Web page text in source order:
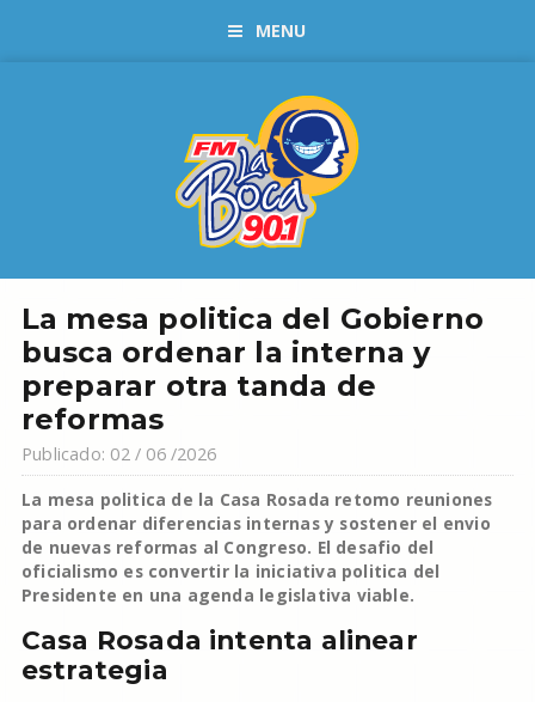
MENU
La mesa politica del Gobierno
busca ordenar la interna y
preparar otra tanda de
reformas
Publicado: 02 / 06 /2026
La mesa politica de la Casa Rosada retomo reuniones
para ordenar diferencias internas y sostener el envio
de nuevas reformas al Congreso. El desafio del
oficialismo es convertir la iniciativa politica del
Presidente en una agenda legislativa viable.
Casa Rosada intenta alinear
estrategia